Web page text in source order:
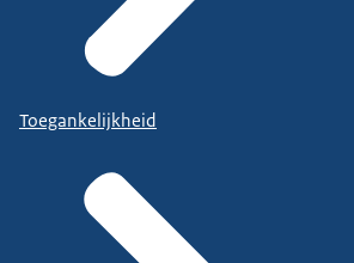
Toegankelijkheid